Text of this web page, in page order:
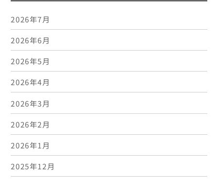
2026年7月
2026年6月
2026年5月
2026年4月
2026年3月
2026年2月
2026年1月
2025年12月